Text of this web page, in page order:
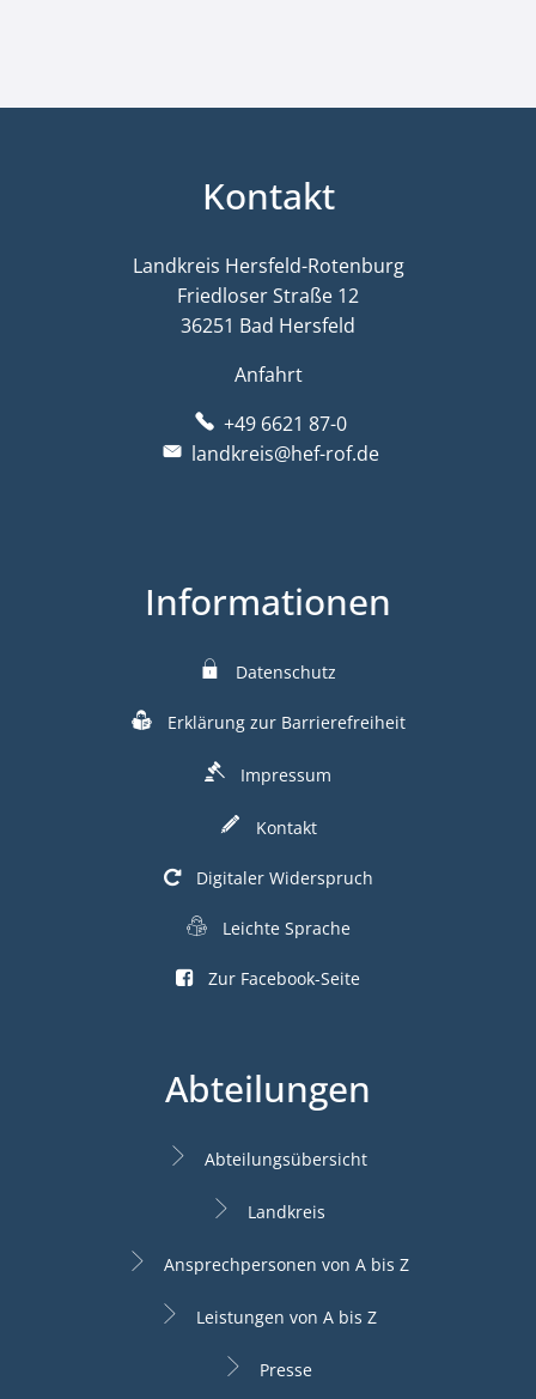
Kontakt
Landkreis Hersfeld-Rotenburg
Friedloser Straße 12
36251 Bad Hersfeld
Anfahrt
+49 6621 87-0
landkreis@hef-rof.de
Informationen
Datenschutz
Erklärung zur Barrierefreiheit
Impressum
Kontakt
Digitaler Widerspruch
Leichte Sprache
Zur Facebook-Seite
Abteilungen
Abteilungsübersicht
Landkreis
Ansprechpersonen von A bis Z
Leistungen von A bis Z
Presse